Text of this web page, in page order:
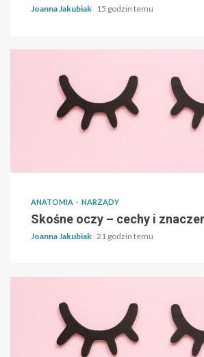
Joanna Jakubiak 15 godzin temu
ANATOMIA NARZĄDY
Skośne oczy – cechy i
Joanna Jakubiak 21 godzin temu